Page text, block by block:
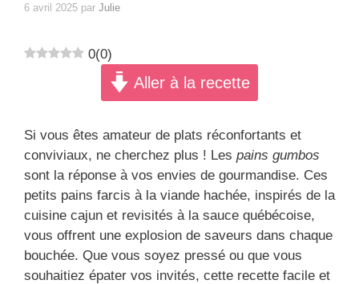
6 avril 2025 par Julie
0(0)
Aller à la recette
Si vous êtes amateur de plats réconfortants et
conviviaux, ne cherchez plus ! Les pains gumbos
sont la réponse à vos envies de gourmandise. Ces
petits pains farcis à la viande hachée, inspirés de la
cuisine cajun et revisités à la sauce québécoise,
vous offrent une explosion de saveurs dans chaque
bouchée. Que vous soyez pressé ou que vous
souhaitiez épater vos invités, cette recette facile et